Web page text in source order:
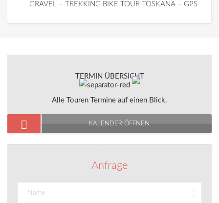
GRAVEL – TREKKING BIKE TOUR TOSKANA – GPS
TERMIN ÜBERSICHT
Alle Touren Termine auf einen Blick.
KALENDER ÖFFNEN
Anfrage